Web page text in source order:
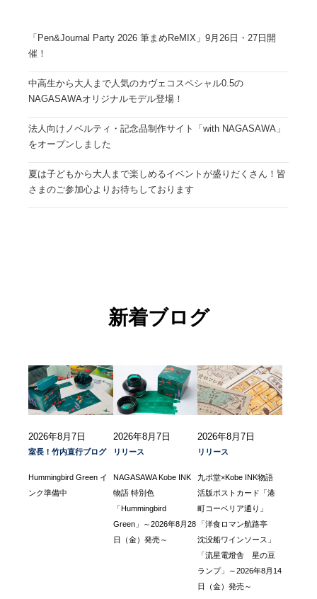
「Pen&Journal Party 2026 筆まめReMIX」9月26日・27日開
催！
中高生から大人まで人気のカヴェコスペシャル0.5の
NAGASAWAオリジナルモデル登場！
法人向けノベルティ・記念品制作サイト「with NAGASAWA」
をオープンしました
夏は子どもから大人まで楽しめるイベントが盛りだくさん！皆
さまのご参加心よりお待ちしております
新着ブログ
2026年8月7日
室長！竹内直行ブログ
Hummingbird Green イ
ンク準備中
2026年8月7日
リリース
NAGASAWA Kobe INK
物語 特別色
「Hummingbird
Green」～2026年8月28
日（金）発売～
2026年8月7日
リリース
九ポ堂×Kobe INK物語
活版ポストカード「港
町コーベリア通り」
「洋食ロマン航路亭
沈没船ワインソース」
「流星電燈舎 星の豆
ランプ」～2026年8月14
日（金）発売～